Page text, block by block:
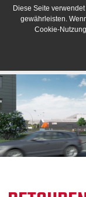
Diese Seite
gewährleisten.
Cookie-